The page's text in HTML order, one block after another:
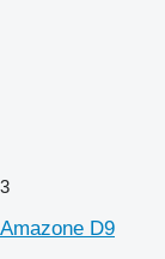
3
Amazone D9